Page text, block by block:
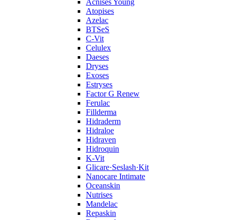
Acnises Young
Atopises
Azelac
BTSeS
C‑Vit
Celulex
Daeses
Dryses
Exoses
Estryses
Factor G Renew
Ferulac
Fillderma
Hidraderm
Hidraloe
Hidraven
Hidroquin
K-Vit
Glicare·Seslash·Kit
Nanocare Intimate
Oceanskin
Nutrises
Mandelac
Repaskin